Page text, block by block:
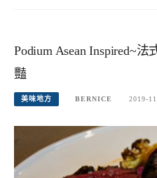
Podium Asean Inspired~
豔
美味地方 BERNICE 2019-